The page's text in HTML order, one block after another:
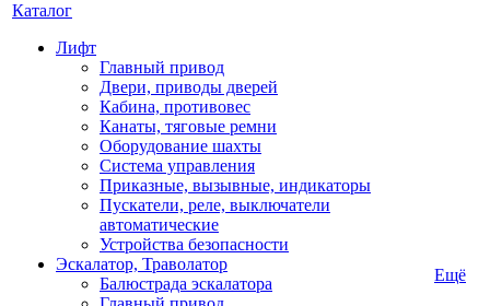
Каталог
Лифт
Главный привод
Двери, приводы дверей
Кабина, противовес
Канаты, тяговые ремни
Оборудование шахты
Система управления
Приказные, вызывные, индикаторы
Пускатели, реле, выключатели
автоматические
Устройства безопасности
Эскалатор, Траволатор
Балюстрада эскалатора
Ещё